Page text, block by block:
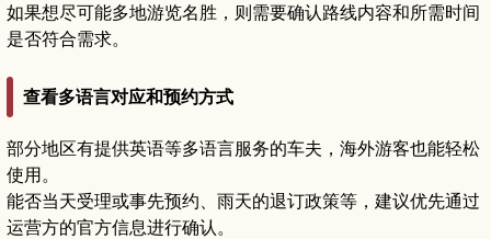
如果想尽可能多地游览名胜，则需要确认路线内容和所需时间
是否符合需求。
查看多语言对应和预约方式
部分地区有提供英语等多语言服务的车夫，海外游客也能轻松
使用。
能否当天受理或事先预约、雨天的退订政策等，建议优先通过
运营方的官方信息进行确认。